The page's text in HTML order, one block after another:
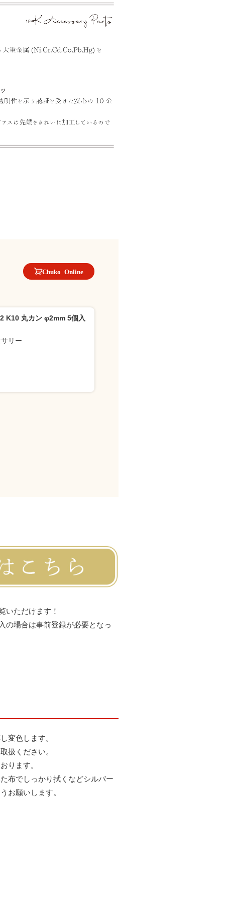
Chuko Online
K10 丸カン φ2mm 5個入
リー
いただけます！
の場合は事前登録が必要となっ
変色します。
扱ください。
ります。
布でしっかり拭くなどシルバー
お願いします。